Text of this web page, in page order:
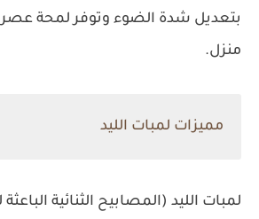
بتعديل شدة الضوء وتوفر لمحة
منزل.
مميزات لمبات الليد
لمبات الليد (المصابيح الثنائية